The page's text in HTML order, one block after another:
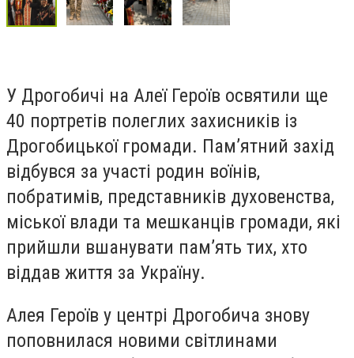
У Дрогобичі на Алеї Героїв освятили ще
40 портретів полеглих захисників із
Дрогобицької громади. Пам’ятний захід
відбувся за участі родин воїнів,
побратимів, представників духовенства,
міської влади та мешканців громади, які
прийшли вшанувати пам’ять тих, хто
віддав життя за Україну.
Алея Героїв у центрі Дрогобича знову
поповнилася новими світлинами